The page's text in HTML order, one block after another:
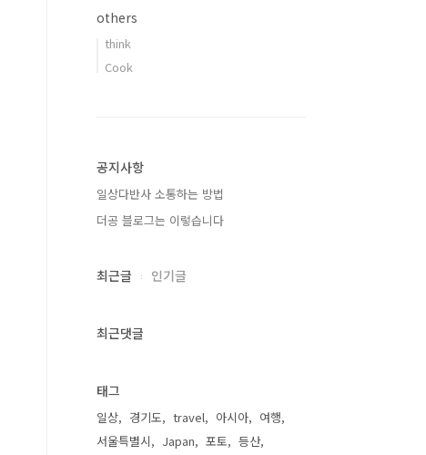
others
think
Cook
공지사항
일상다반사 소통하는 방법
더공 블로그는 이렇습니다
최근글 인기글
최근댓글
태그
일상 경기도 travel 아시아
여행
서울특별시
Japan 포토
등산